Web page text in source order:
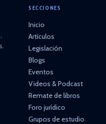
SECCIONES
Inicio
Artículos
Legislación
Blogs
Eventos
Videos & Podcast
Remate de libros
Foro jurídico
Grupos de estudio